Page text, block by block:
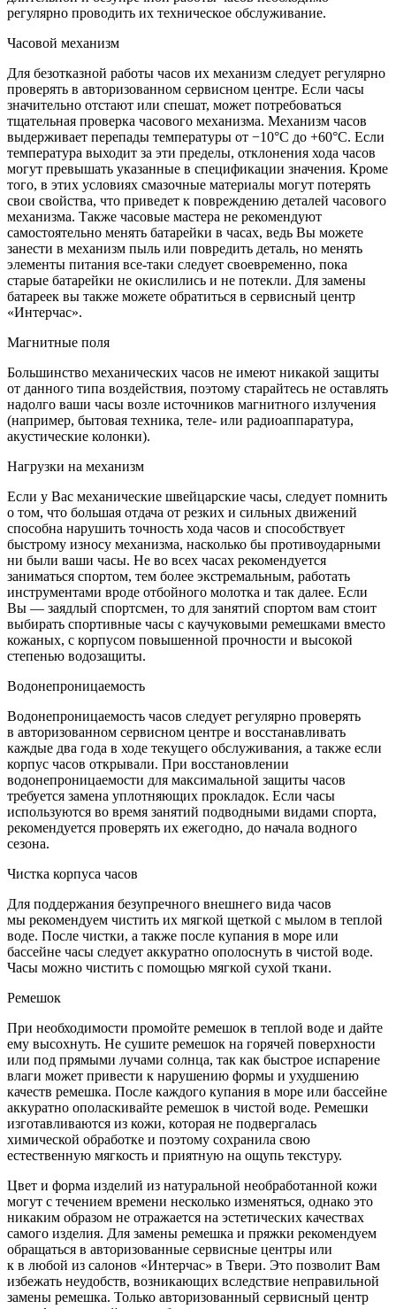
регулярно проводить их техническое обслуживание.
Часовой механизм
Для безотказной работы часов их механизм следует регулярно
проверять в авторизованном сервисном центре. Если часы
значительно отстают или спешат, может потребоваться
тщательная проверка часового механизма. Механизм часов
выдерживает перепады температуры от −10°C до +60°C. Если
температура выходит за эти пределы, отклонения хода часов
могут превышать указанные в спецификации значения. Кроме
того, в этих условиях смазочные материалы могут потерять
свои свойства, что приведет к повреждению деталей часового
механизма. Также часовые мастера не рекомендуют
самостоятельно менять батарейки в часах, ведь Вы можете
занести в механизм пыль или повредить деталь, но менять
элементы питания все-таки следует своевременно, пока
старые батарейки не окислились и не потекли. Для замены
батареек вы также можете обратиться в сервисный центр
«Интерчас».
Магнитные поля
Большинство механических часов не имеют никакой защиты
от данного типа воздействия, поэтому старайтесь не оставлять
надолго ваши часы возле источников магнитного излучения
(например, бытовая техника, теле- или радиоаппаратура,
акустические колонки).
Нагрузки на механизм
Если у Вас механические швейцарские часы, следует помнить
о том, что большая отдача от резких и сильных движений
способна нарушить точность хода часов и способствует
быстрому износу механизма, насколько бы противоударными
ни были ваши часы. Не во всех часах рекомендуется
заниматься спортом, тем более экстремальным, работать
инструментами вроде отбойного молотка и так далее. Если
Вы — заядлый спортсмен, то для занятий спортом вам стоит
выбирать спортивные часы с каучуковыми ремешками вместо
кожаных, с корпусом повышенной прочности и высокой
степенью водозащиты.
Водонепроницаемость
Водонепроницаемость часов следует регулярно проверять
в авторизованном сервисном центре и восстанавливать
каждые два года в ходе текущего обслуживания, а также если
корпус часов открывали. При восстановлении
водонепроницаемости для максимальной защиты часов
требуется замена уплотняющих прокладок. Если часы
используются во время занятий подводными видами спорта,
рекомендуется проверять их ежегодно, до начала водного
сезона.
Чистка корпуса часов
Для поддержания безупречного внешнего вида часов
мы рекомендуем чистить их мягкой щеткой с мылом в теплой
воде. После чистки, а также после купания в море или
бассейне часы следует аккуратно ополоснуть в чистой воде.
Часы можно чистить с помощью мягкой сухой ткани.
Ремешок
При необходимости промойте ремешок в теплой воде и дайте
ему высохнуть. Не сушите ремешок на горячей поверхности
или под прямыми лучами солнца, так как быстрое испарение
влаги может привести к нарушению формы и ухудшению
качеств ремешка. После каждого купания в море или бассейне
аккуратно ополаскивайте ремешок в чистой воде. Ремешки
изготавливаются из кожи, которая не подвергалась
химической обработке и поэтому сохранила свою
естественную мягкость и приятную на ощупь текстуру.
Цвет и форма изделий из натуральной необработанной кожи
могут с течением времени несколько изменяться, однако это
никаким образом не отражается на эстетических качествах
самого изделия. Для замены ремешка и пряжки рекомендуем
обращаться в авторизованные сервисные центры или
к в любой из салонов «Интерчас» в Твери. Это позволит Вам
избежать неудобств, возникающих вследствие неправильной
замены ремешка. Только авторизованный сервисный центр